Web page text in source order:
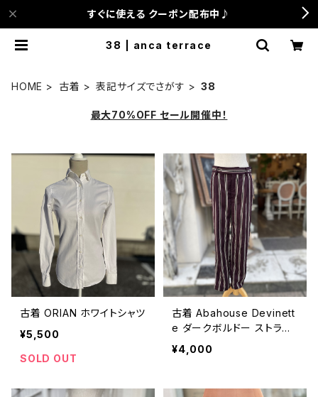
すぐに使える クーポン配布中♪
38 | anca terrace
HOME 古着 表記サイズでさがす 38
最大70%OFF セール開催中！
古着 ORIAN ホワイトシャツ
¥5,500
SOLD OUT
古着 Abahouse Devinett
e ダークボルドー ストライ
プ パンツ
¥4,000